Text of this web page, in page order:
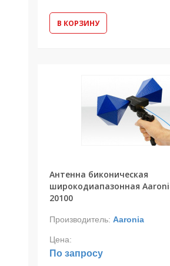
В КОРЗИНУ
Антенна биконическая
широкодиапазонная
20100
Производитель: Aaronia
Цена:
По запросу